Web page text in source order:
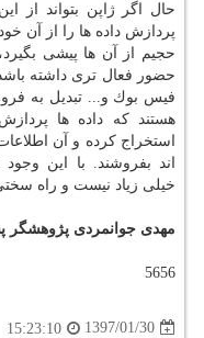
حال اگر ژاپن بتواند
پردازش داده ها را از آن
حجیم از آن ها پیشی
حضور فعال تری داشته
فیس بوك و... تبدیل به
هستند كه داده ها
استخراج كرده و آن
اند بفروشند. با این
خیلی زیاد نیست و راه
مهدی جوانمردی پژوهشگر
5656
1397/01/30
15:23:10